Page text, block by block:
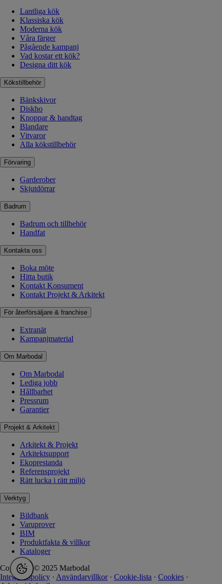
Lantliga kök
Klassiska kök
Moderna kök
Våra färger
Pågående kampanj
Vad kostar ett kök?
Designa ditt kök
Kökstillbehör
Bänkskivor
Diskho
Knoppar & handtag
Blandare
Vitvaror
Alla kökstillbehör
Förvaring
Garderober
Skjutdörrar
Badrum
Badrum och tillbehör
Handfat
Kontakta oss
Boka möte
Hitta butik
Kontakt Konsument
Kontakt Projekt & Arkitekt
För återförsäljare & franchise
Extranät
Kampanjmaterial
Om Marbodal
Om Marbodal
Lediga jobb
Hållbarhet
Pressrum
Garantier
Projekt & Arkitekt
Arkitekt & Projekt
Arkitektsupport
Ekoprestanda
Referensprojekt
Rätt lucka i rätt miljö
Verktyg
Bildbank
Varuprover
BIM
Produktfakta & villkor
Kataloger
Copyright © 2025 Marbodal
Integritetspolicy · Användarvillkor · Cookie-lista · Cookies ·